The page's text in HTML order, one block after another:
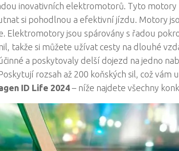
inovativních elektromotorů. Tyto
si pohodlnou a efektivní jízdu. Motory
Elektromotory jsou spárovány s řadou
takže si můžete užívat cesty na dlouhé
a poskytovaly delší dojezd na jedno
rozsah až 200 koňských sil, což vám
ID Life 2024– níže najdete všechny